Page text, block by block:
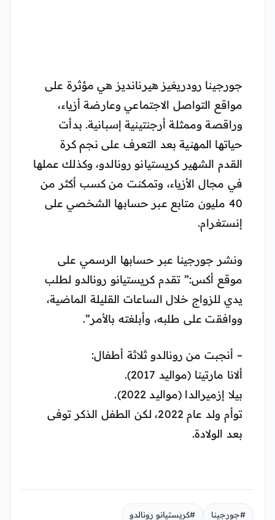
جورجينا رودريغيز هيرنانديز هي مؤثرة على
مواقع التواصل الاجتماعي وعارضة أزياء،
وراقصة وممثلة أرجنتينية إسبانية. بدأت
حياتها المهنية بعد التعرف على نجم كرة
القدم الشهير كريستيانو رونالدو، وكذلك عملها
في مجال الأزياء، وتمكنت من كسب أكثر من
40 مليون متابع عبر حسابها الشخصي على
إنستغرام.
ونشر جورجينا عبر حسابها الرسمي على
موقع أكس:” تقدم كريستيانو رونالدو لطلب
يدي للزواج خلال الساعات القليلة الماضية،
ووافقت على طلبه، وأبلغته بالأمر”.
– أنجبت من رونالدو ثلاثة أطفال:
ألانا مارتينا (مواليد 2017).
بيلا إزميرالدا (مواليد 2022).
توأم ولد عام 2022، لكن الطفل الذكر توفى
بعد الولادة.
#جورجينا #كريستيانو رونالدو